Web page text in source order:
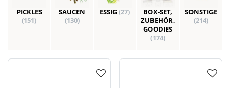
PICKLES
(151)
SAUCEN
(130)
ESSIG(27)
BOX-SET,
ZUBEHÖR,
GOODIES
(174)
SONSTIGE
(214)